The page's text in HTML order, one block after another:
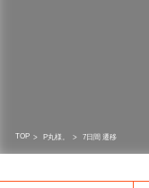
TOP > P丸様。 > 7日間 遷移